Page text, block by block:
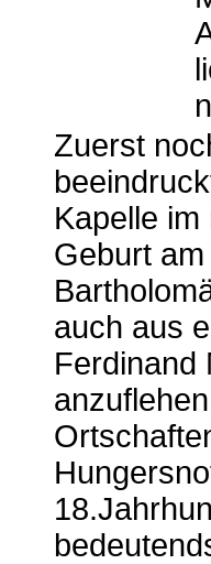
Zuerst
Kapelle
Geburt
auch aus
Ferdinand